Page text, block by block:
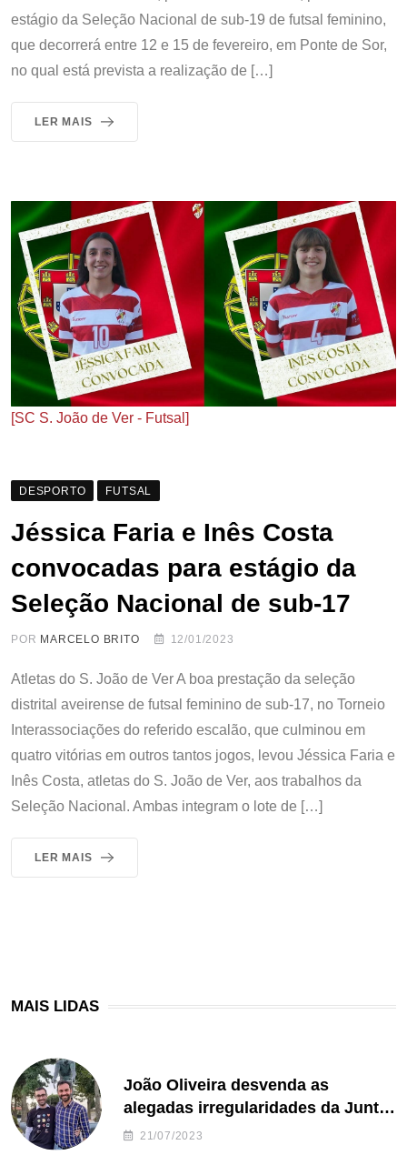
estágio da Seleção Nacional de sub-19 de futsal feminino,
que decorrerá entre 12 e 15 de fevereiro, em Ponte de Sor,
no qual está prevista a realização de […]
LER MAIS
[SC S. João de Ver - Futsal]
DESPORTO FUTSAL
Jéssica Faria e Inês Costa
convocadas para estágio da
Seleção Nacional de sub-17
POR MARCELO BRITO 12/01/2023
Atletas do S. João de Ver A boa prestação da seleção
distrital aveirense de futsal feminino de sub-17, no Torneio
Interassociações do referido escalão, que culminou em
quatro vitórias em outros tantos jogos, levou Jéssica Faria e
Inês Costa, atletas do S. João de Ver, aos trabalhos da
Seleção Nacional. Ambas integram o lote de […]
LER MAIS
MAIS LIDAS
João Oliveira desvenda as
alegadas irregularidades da Junta
de Freguesia S. João de Ver
21/07/2023